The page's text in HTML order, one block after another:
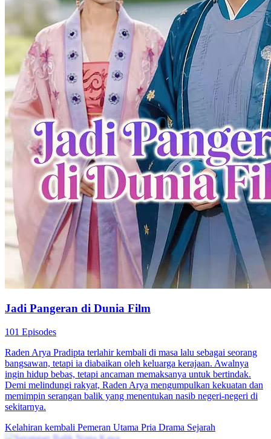
Jadi Pangeran di Dunia Film
101 Episodes
Raden Arya Pradipta terlahir kembali di masa lalu sebagai seorang
bangsawan, tetapi ia diabaikan oleh keluarga kerajaan. Awalnya
ingin hidup bebas, tetapi ancaman memaksanya untuk bertindak.
Demi melindungi rakyat, Raden Arya mengumpulkan kekuatan dan
memimpin serangan balik yang menentukan nasib negeri-negeri di
sekitarnya.
Kelahiran kembali Pemeran Utama Pria Drama Sejarah